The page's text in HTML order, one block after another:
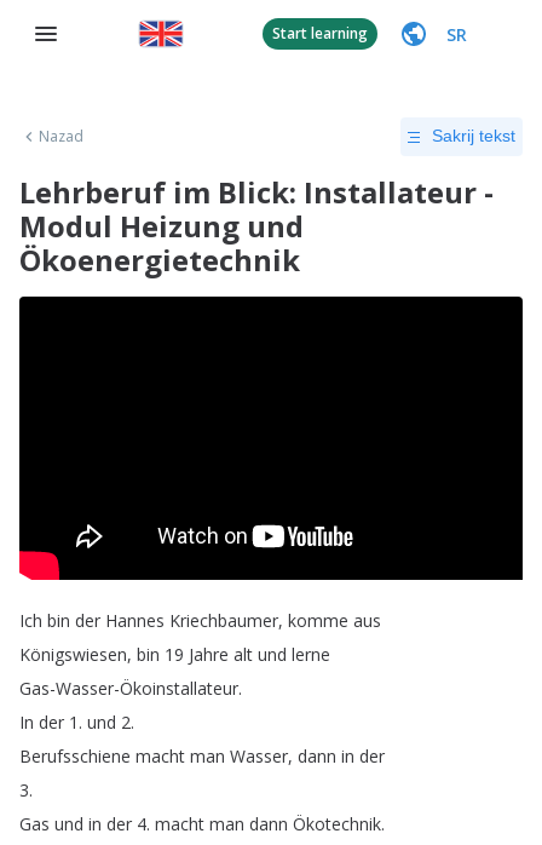
Start learning SR
Nazad Sakrij tekst
Lehrberuf im Blick: Installateur -
Modul Heizung und
Ökoenergietechnik
Ich bin der Hannes Kriechbaumer, komme aus
Königswiesen, bin 19 Jahre alt und lerne
Gas-Wasser-Ökoinstallateur.
In der 1. und 2.
Berufsschiene macht man Wasser, dann in der
3.
Gas und in der 4. macht man dann Ökotechnik.